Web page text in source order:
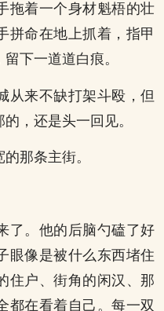
拖着一个身材魁梧的壮
拼命在地上抓着，指甲
下一道道白痕。
从来不缺打架斗殴，但
，还是头一回见。
那条主街。
了。他的后脑勺磕了好
眼像是被什么东西堵住
住户、街角的闲汉、那
都在看着自己。每一双